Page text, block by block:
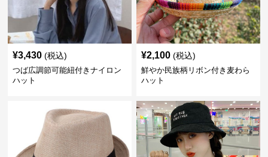
¥3,430 (税込)
つば広調節可能紐付きナイロン
ハット
¥2,100 (税込)
鮮やか民族柄リボン付き麦わら
ハット